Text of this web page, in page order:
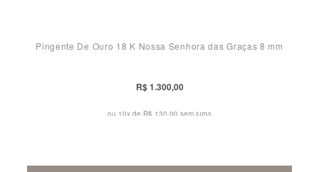
Pingente De Ouro 18 K Nossa Senhora das Graças 8 mm
R$ 1.300,00
ou 10x de R$ 130,00 sem juros